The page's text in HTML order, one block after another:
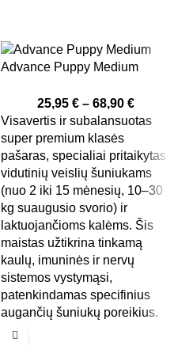
Advance Puppy Medium
25,95 € – 68,90 €
Visavertis ir subalansuotas
super premium klasės
pašaras, specialiai pritaikytas
vidutinių veislių šuniukams
(nuo 2 iki 15 mėnesių, 10–30
kg suaugusio svorio) ir
laktuojančioms kalėms. Šis
maistas užtikrina tinkamą
kaulų, imuninės ir nervų
sistemos vystymąsi,
patenkindamas specifinius
augančių šuniukų poreikius.